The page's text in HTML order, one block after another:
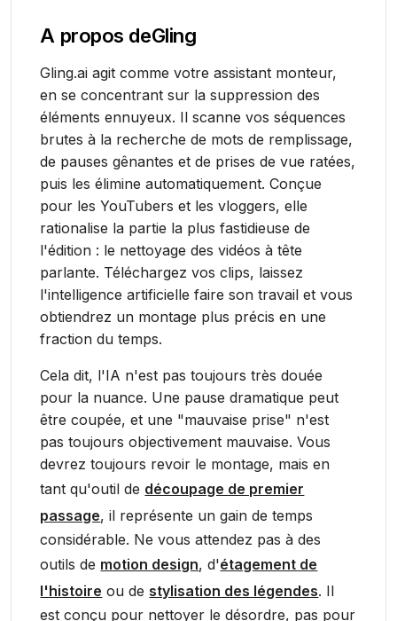
A propos deGling
Gling.ai agit comme votre assistant monteur,
en se concentrant sur la suppression des
éléments ennuyeux. Il scanne vos séquences
brutes à la recherche de mots de remplissage,
de pauses gênantes et de prises de vue ratées,
puis les élimine automatiquement. Conçue
pour les YouTubers et les vloggers, elle
rationalise la partie la plus fastidieuse de
l'édition : le nettoyage des vidéos à tête
parlante. Téléchargez vos clips, laissez
l'intelligence artificielle faire son travail et vous
obtiendrez un montage plus précis en une
fraction du temps.
Cela dit, l'IA n'est pas toujours très douée
pour la nuance. Une pause dramatique peut
être coupée, et une "mauvaise prise" n'est
pas toujours objectivement mauvaise. Vous
devrez toujours revoir le montage, mais en
tant qu'outil de découpage de premier
passage, il représente un gain de temps
considérable. Ne vous attendez pas à des
outils de motion design, d'étagement de
l'histoire ou de stylisation des légendes. Il
est conçu pour nettoyer le désordre, pas pour